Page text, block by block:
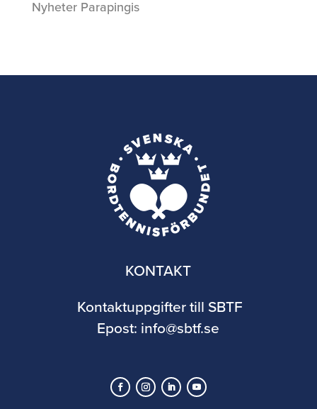
Nyheter Parapingis
KONTAKT
Kontaktuppgifter till SBTF
Epost: info@sbtf.se